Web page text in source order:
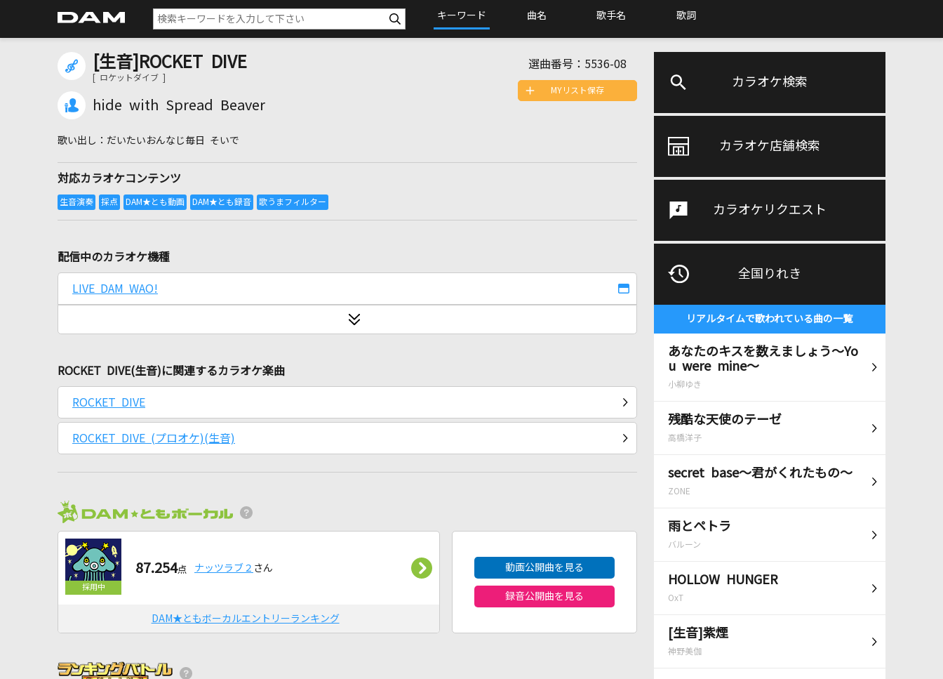
キーワード 曲名 歌手名 歌詞
カラオケ検索
カラオケ店舗検索
カラオケリクエスト
全国りれき
リアルタイムで歌われている曲の一覧
あなたのキスを数えましょう～Yo
u were mine～
小柳ゆき
残酷な天使のテーゼ
高橋洋子
secret base～君がくれたもの～
ZONE
雨とペトラ
バルーン
HOLLOW HUNGER
OxT
[生音]紫煙
神野美伽
[生音]ROCKET DIVE
[ ロケットダイブ ]
hide with Spread Beaver
選曲番号： 5536-08
だいたいおんなじ毎日 そいで
対応カラオケコンテンツ
MYリスト保存
配信中のカラオケ機種
LIVE DAM WAO!
ROCKET DIVE(生音)に関連するカラオケ楽曲
ROCKET DIVE
ROCKET DIVE (プロオケ)(生音)
87.254点 ナッツラブ２ さん
DAM★ともボーカルエントリーランキング
動画公開曲を見る
録音公開曲を見る